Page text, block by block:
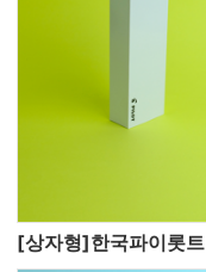
[상자형]한국파이롯트